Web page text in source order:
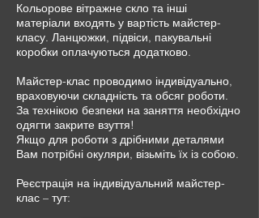
Кольорове вітражне скло та інші
матеріали входять у вартість майстер-
класу. Ланцюжки, підвіси, пакувальні
коробки оплачуються додатково.
Майстер-клас проводимо індивідуально,
враховуючи складність та обсяг роботи.
За технікою безпеки на заняття необхідно
одягти закрите взуття!
Якщо для роботи з дрібними деталями
Вам потрібні окуляри, візьміть їх із собою.
Реєстрація на індивідуальний майстер-
клас – тут: